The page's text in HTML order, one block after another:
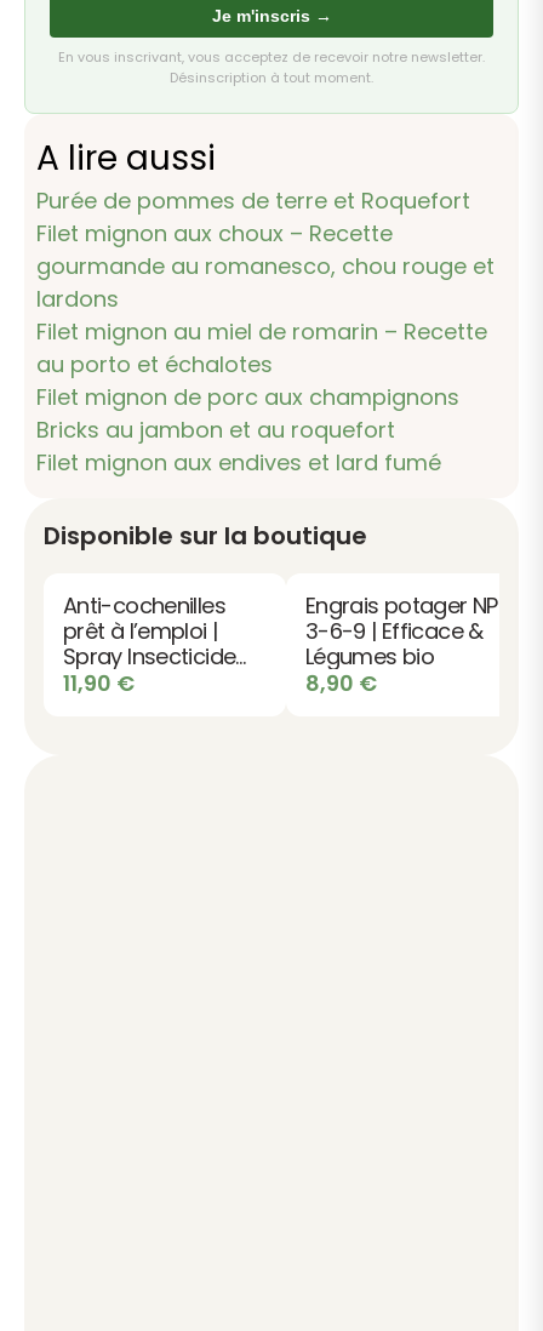
Je m'inscris →
En vous inscrivant, vous acceptez de recevoir notre newsletter.
Désinscription à tout moment.
A lire aussi
Purée de pommes de terre et Roquefort
Filet mignon aux choux – Recette
gourmande au romanesco, chou rouge et
lardons
Filet mignon au miel de romarin – Recette
au porto et échalotes
Filet mignon de porc aux champignons
Bricks au jambon et au roquefort
Filet mignon aux endives et lard fumé
Disponible sur la boutique
Anti-cochenilles
prêt à l’emploi |
Spray Insecticide
choc
11,90 €
Engrais potager NPK
3-6-9 | Efficace &
Légumes bio
8,90 €